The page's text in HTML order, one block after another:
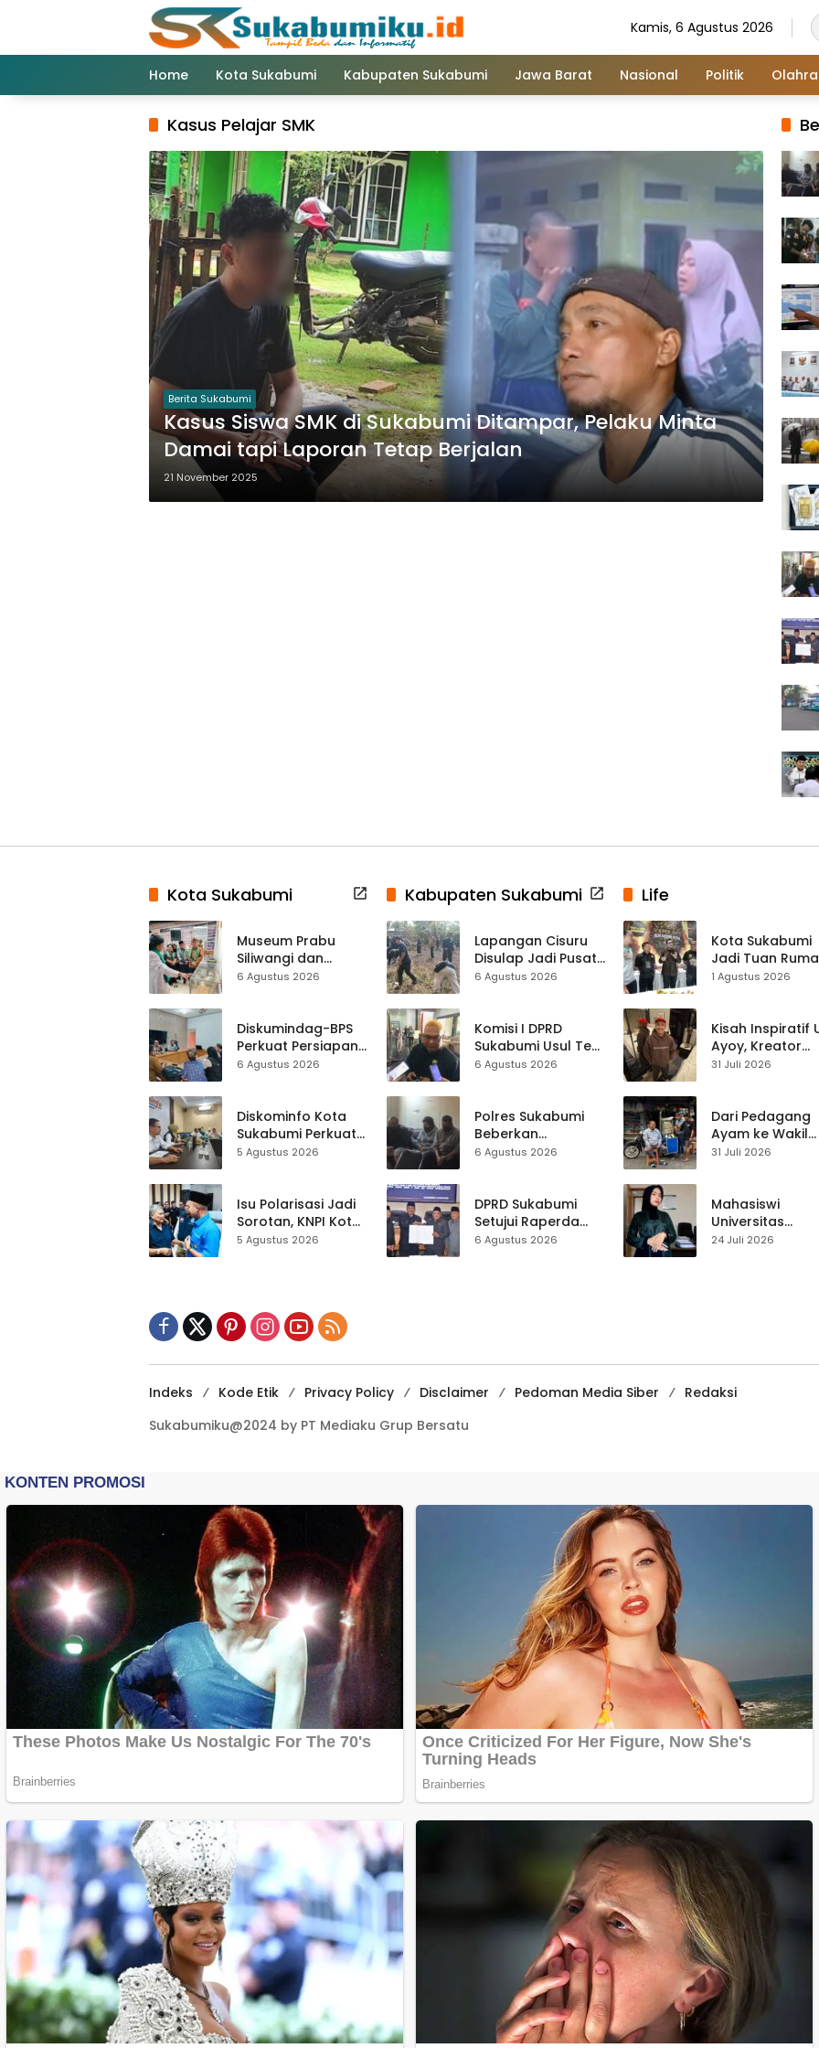
Kamis, 6 Agustus 2026
Home Kota Sukabumi Kabupaten Sukabumi Jawa Barat Nasional Politik
Kasus Pelajar SMK
Berita Sukabumi
Kasus Siswa SMK di Sukabumi Ditampar, Pelaku Minta
Damai tapi Laporan Tetap Berjalan
21 November 2025
Kota Sukabumi
Museum Prabu
Siliwangi dan
Museum Keramik
Hampir 500 Koleksi
Dipisahkan
6 Agustus 2026
Diskumindag-BPS
Perkuat Persiapan
Sensus Ekonomi,
Terbuka Beri Data
6 Agustus 2026
Diskominfo Kota
Sukabumi Perkuat
Satu Data
Kewilayahan
Dikebut
5 Agustus 2026
Isu Polarisasi Jadi
Sorotan, KNPI Kota
Sukabumi Ajak
5 Agustus 2026
Kabupaten Sukabumi
Lapangan Cisuru
Disulap Jadi Pusat
Perayaan HUT RI,
Satukan Tenaga
6 Agustus 2026
Komisi I DPRD
Sukabumi Usul Tes
Rambut Jadi
2027
6 Agustus 2026
Polres Sukabumi
Beberkan
Kronologi
dalam Kasus Sabu
6 Agustus 2026
DPRD Sukabumi
Setujui Raperda
Disabilitas,
6 Agustus 2026
Life
Kota Sukabumi
Jadi Tuan
Kontes Batu Akik
1 Agustus 2026
Kisah Inspiratif
Ayoy, Kreator
TikTok Asal
Live Streaming
31 Juli 2026
Dari Pedagang
Ayam ke Wakil
Ketua DPRD, H.
Pasar Cisaat
31 Juli 2026
Mahasiswi
Universitas
Muhammadiyah
24 Juli 2026
Indeks Kode Etik Privacy Policy Disclaimer Pedoman Media Siber
Redaksi
Sukabumiku@2024 by PT Mediaku Grup Bersatu